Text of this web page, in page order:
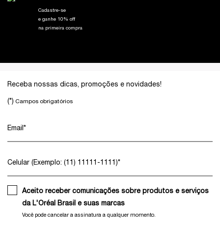
Cadastre-se
e ganhe 10% off
na primeira compra
Receba nossas dicas, promoções e novidades!
(*) Campos obrigatórios
Email *
Celular (Exemplo: (11) 11111-1111)*
Aceito receber comunicações sobre produtos e serviços
da L'Oréal Brasil e suas marcas
Você pode cancelar a assinatura a qualquer momento.​